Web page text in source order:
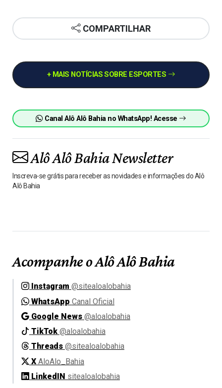
COMPARTILHAR
+ MAIS NOTÍCIAS SOBRE ESPORTES
Canal Alô Alô Bahia no WhatsApp! Acesse
Alô Alô Bahia Newsletter
Inscreva-se grátis para receber as novidades e informações do Alô
Alô Bahia
Acompanhe o Alô Alô Bahia
Instagram @sitealoalobahia
WhatsApp Canal Oficial
Google News @aloalobahia
TikTok @aloalobahia
Threads @sitealoalobahia
X AloAlo_Bahia
LinkedIN sitealoalobahia